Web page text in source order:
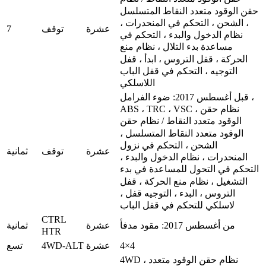
7 توقف عشرة
حقن الوقود متعدد النقاط المتسلسل
، الشحن ، التحكم في المنحدرات ،
نظام الدخول والبدء ، التحكم في
مساعدة بدء التلال ، نظام منع
الحركة ، قفل التروس ، ابدأ ، قفل
التوجيه ، التحكم في قفل الباب
اللاسلكي
ثمانية توقف عشرة
قبل أغسطس 2017: ضوء الفرامل ،
ABS ، TRC ، VSC ، نظام حقن
الوقود متعدد النقاط / نظام حقن
الوقود متعدد النقاط المتسلسل ،
الشحن ، التحكم في نزول
المنحدرات ، نظام الدخول والبدء ،
التحكم في التحول للمساعدة في بدء
التشغيل ، نظام منع الحركة ، قفل
التروس ، البدء ، التوجيه قفل ،
لاسلكي للتحكم في قفل الباب
ثمانية
CTRL
HTR
عشرة
من أغسطس 2017: مقود مدفأ
تسع
4WD-ALT عشرة 4×4
4WD ، نظام حقن الوقود متعدد